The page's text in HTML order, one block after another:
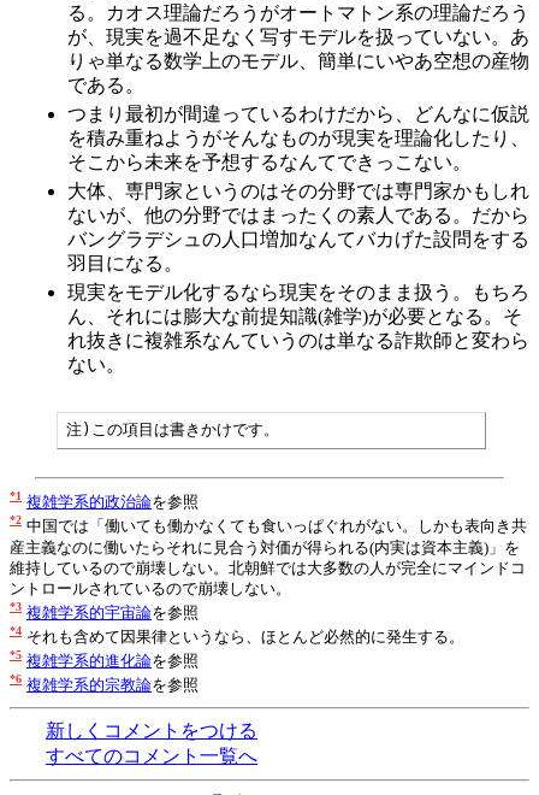
る。カオス理論だろうがオートマトン系の理論だろう
が、現実を過不足なく写すモデルを扱っていない。あ
りゃ単なる数学上のモデル、簡単にいやあ空想の産物
である。
つまり最初が間違っているわけだから、どんなに仮説
を積み重ねようがそんなものが現実を理論化したり、
そこから未来を予想するなんてできっこない。
大体、専門家というのはその分野では専門家かもしれ
ないが、他の分野ではまったくの素人である。だから
バングラデシュの人口増加なんてバカげた設問をする
羽目になる。
現実をモデル化するなら現実をそのまま扱う。もちろ
ん、それには膨大な前提知識(雑学)が必要となる。そ
れ抜きに複雑系なんていうのは単なる詐欺師と変わら
ない。
注)この項目は書きかけです。
*1 複雑学系的政治論を参照
*2 中国では「働いても働かなくても食いっぱぐれがない。しかも表向き共
産主義なのに働いたらそれに見合う対価が得られる(内実は資本主義)」を
維持しているので崩壊しない。北朝鮮では大多数の人が完全にマインドコ
ントロールされているので崩壊しない。
*3 複雑学系的宇宙論を参照
*4 それも含めて因果律というなら、ほとんど必然的に発生する。
*5 複雑学系的進化論を参照
*6 複雑学系的宗教論を参照
新しくコメントをつける
すべてのコメント一覧へ